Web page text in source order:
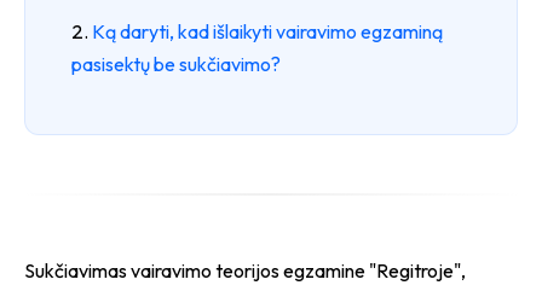
Ką daryti, kad išlaikyti vairavimo egzaminą
pasisektų be sukčiavimo?
Sukčiavimas vairavimo teorijos egzamine "Regitroje",